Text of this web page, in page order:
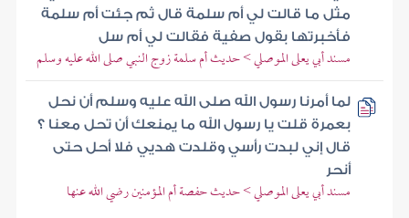
مثل ما قالت لي أم سلمة قال ثم جئت أم سلمة
فأخبرتها بقول صفية فقالت لي أم سل
مسند أبي يعلى الموصلي > حديث أم سلمة زوج النبي صلى الله عليه وسلم
لما أمرنا رسول الله صلى الله عليه وسلم أن نحل
بعمرة قلت يا رسول الله ما يمنعك أن تحل معنا ؟
قال إني لبدت رأسي وقلدت هديي فلا أحل حتى
أنحر
مسند أبي يعلى الموصلي > حديث حفصة أم المؤمنين رضي الله عنها